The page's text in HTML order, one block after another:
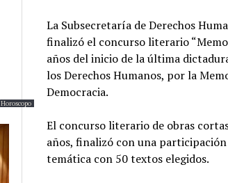
Horoscopo
La Subsecretaría de Derechos
finalizó el concurso literario
años del inicio de la última
los Derechos Humanos, por la
Democracia.
El concurso literario de obras
años, finalizó con una
temática con 50 textos elegidos.